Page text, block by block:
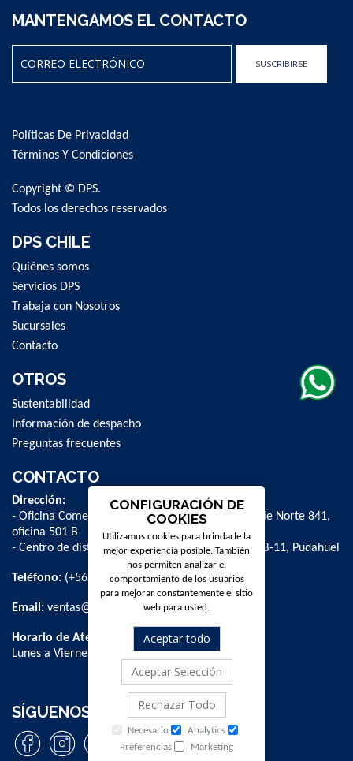
MANTENGAMOS EL CONTACTO
Our
Newsletter:
SUSCRIBIRSE
Políticas De Privacidad
Términos Y Condiciones
Copyright © DPS.
Todos los derechos reservados
DPS CHILE
Quiénes somos
Servicios DPS
Trabaja con Nosotros
Sucursales
Contacto
OTROS
Sustentabilidad
Información de despacho
Preguntas frecuentes
CONTACTO
Dirección:
- Oficina Comercial y administrativa: Avenida Valle Norte 841,
oficina 501 B
- Centro de distribución: La Farfana 500, bodega B-11, Pudahuel
Teléfono: (+56 2) 2 584 8900
Email: ventas@dpschile.cl
Horario de Atención:
Lunes a Viernes / 09:00 a 16:00 hrs
SÍGUENOS
CONFIGURACIÓN DE
COOKIES
Utilizamos cookies para brindarle la
mejor experiencia posible. También
nos permiten analizar el
comportamiento de los usuarios
para mejorar constantemente el sitio
web para usted.
Aceptar todo
Aceptar Selección
Rechazar Todo
Necesario
Analytics
Preferencias
Marketing